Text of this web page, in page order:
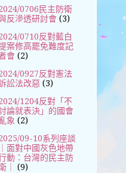
0706民主防衛
反滲透研討會 (3)
0710反對藍白
案修高罷免難度記
會 (2)
0927反對憲法
訟法改惡 (3)
1204反對「不
論就表決」的國會
象 (2)
09-10系列座談
｜面對中國灰色地帶
動：台灣的民主防
｜
(9)